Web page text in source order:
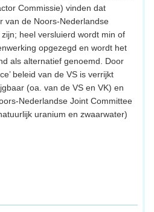
Commissie) vinden dat
van de Noors-Nederlandse
heel versluierd wordt min of
opgezegd en wordt het
als alternatief genoemd. Door
beleid van de VS is verrijkt
(oa. van de VS en VK) en
Nederlandse Joint Committee
uranium en zwaarwater)